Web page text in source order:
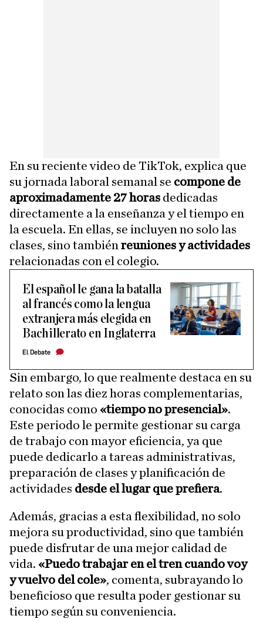
En su reciente video de TikTok, explica que
su jornada laboral semanal se compone de
aproximadamente 27 horas dedicadas
directamente a la enseñanza y el tiempo en
la escuela. En ellas, se incluyen no solo las
clases, sino también reuniones y actividades
relacionadas con el colegio.
El español le gana la batalla
al francés como la lengua
extranjera más elegida en
Bachillerato en Inglaterra
El Debate
Sin embargo, lo que realmente destaca en su
relato son las diez horas complementarias,
conocidas como «tiempo no presencial».
Este periodo le permite gestionar su carga
de trabajo con mayor eficiencia, ya que
puede dedicarlo a tareas administrativas,
preparación de clases y planificación de
actividades desde el lugar que prefiera.
Además, gracias a esta flexibilidad, no solo
mejora su productividad, sino que también
puede disfrutar de una mejor calidad de
vida. «Puedo trabajar en el tren cuando voy
y vuelvo del cole», comenta, subrayando lo
beneficioso que resulta poder gestionar su
tiempo según su conveniencia.